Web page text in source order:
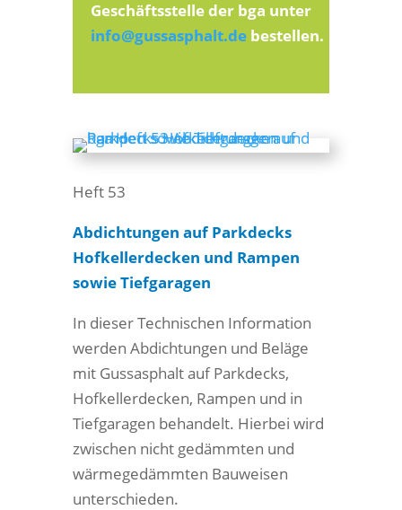
Geschäftsstelle der bga unter
info@gussasphalt.debestellen.
Heft 53
Abdichtungen auf Parkdecks
Hofkellerdecken und Rampen
sowie Tiefgaragen
In dieser Technischen Information
werden Abdichtungen und Beläge
mit Gussasphalt auf Parkdecks,
Hofkellerdecken, Rampen und in
Tiefgaragen behandelt. Hierbei wird
zwischen nicht gedämmten und
wärmegedämmten Bauweisen
unterschieden.